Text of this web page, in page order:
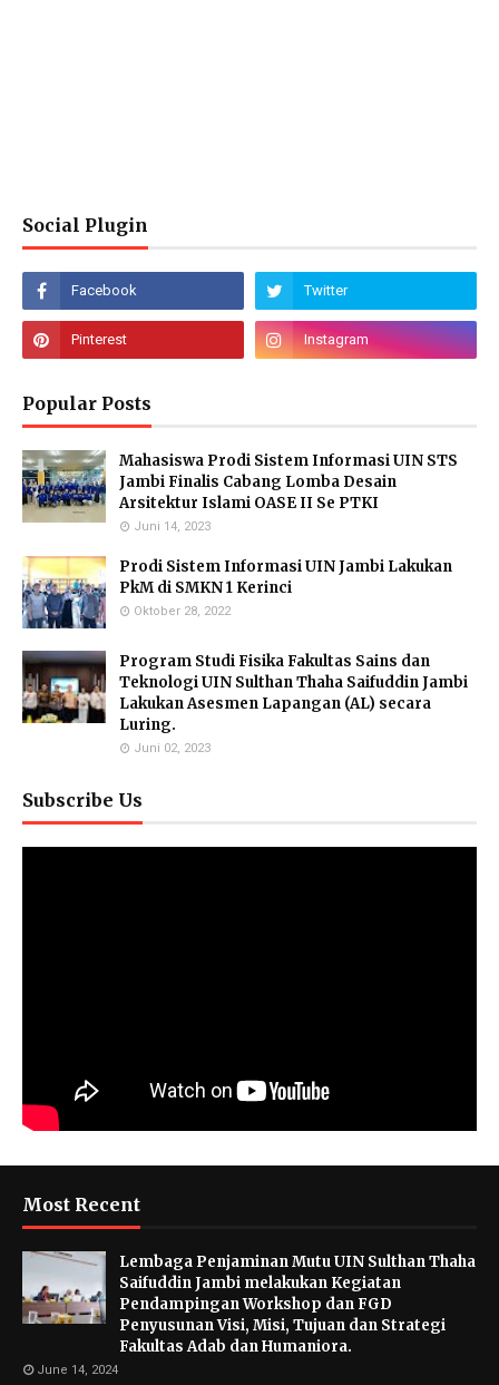
Social Plugin
Popular Posts
Mahasiswa Prodi Sistem Informasi UIN STS
Jambi Finalis Cabang Lomba Desain
Arsitektur Islami OASE II Se PTKI
Juni 14, 2023
Prodi Sistem Informasi UIN Jambi Lakukan
PkM di SMKN 1 Kerinci
Oktober 28, 2022
Program Studi Fisika Fakultas Sains dan
Teknologi UIN Sulthan Thaha Saifuddin Jambi
Lakukan Asesmen Lapangan (AL) secara
Luring.
Juni 02, 2023
Subscribe Us
Most Recent
Lembaga Penjaminan Mutu UIN Sulthan Thaha
Saifuddin Jambi melakukan Kegiatan
Pendampingan Workshop dan FGD
Penyusunan Visi, Misi, Tujuan dan Strategi
Fakultas Adab dan Humaniora.
June 14, 2024